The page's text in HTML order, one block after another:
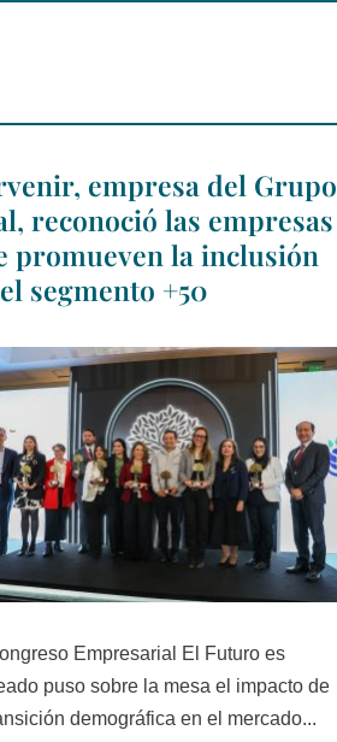
empresa del Grupo
reconoció las empresas
promueven la inclusión
segmento +50
Empresarial El Futuro es
puso sobre la mesa el impacto de
demográfica en el mercado...